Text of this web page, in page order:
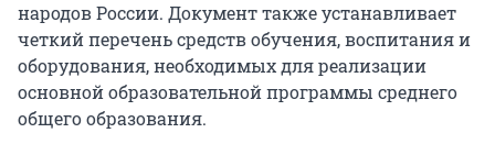
народов России. Документ также устанавливает
четкий перечень средств обучения, воспитания и
оборудования, необходимых для реализации
основной образовательной программы среднего
общего образования.